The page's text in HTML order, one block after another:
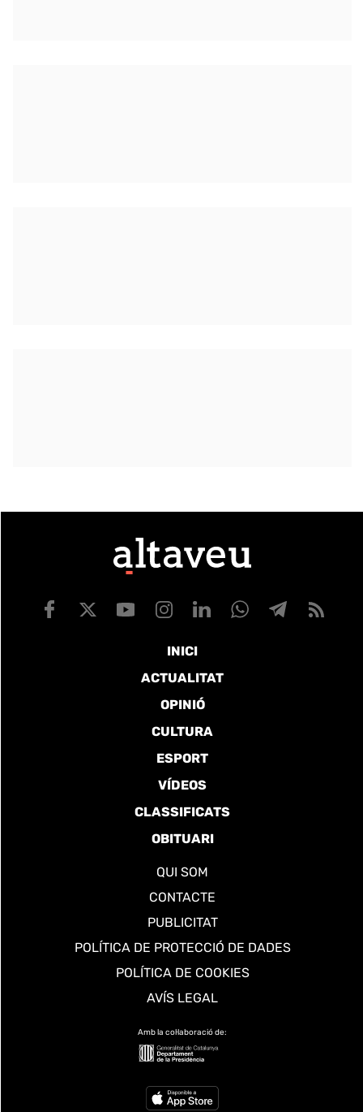
INICI
ACTUALITAT
OPINIÓ
CULTURA
ESPORT
VÍDEOS
CLASSIFICATS
OBITUARI
QUI SOM
CONTACTE
PUBLICITAT
POLÍTICA DE PROTECCIÓ DE DADES
POLÍTICA DE COOKIES
AVÍS LEGAL
Amb la col·laboració de: